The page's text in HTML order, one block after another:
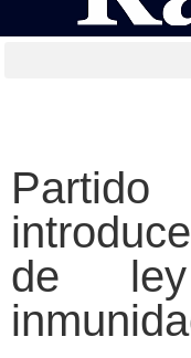
de